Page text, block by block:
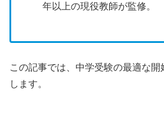
年以上の現役教師が監修。
この記事では、中学受験の最適な開
します。